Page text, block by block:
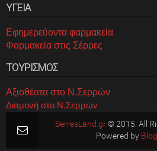
ΥΓΕΙΑ
Εφημερεύοντα φαρμακεία
Φαρμακεία στις Σέρρες
ΤΟΥΡΙΣΜΟΣ
Αξιοθέατα στο Ν.Σερρών
Διαμονή στο Ν.Σερρών
SerresLand.gr© 2015. All
Powered by